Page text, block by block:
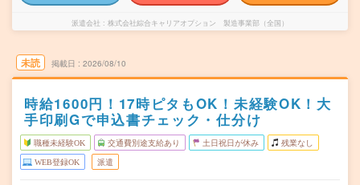
派遣会社 株式会社綜合キャリアオプション 製造事業部（全国）
未読 掲載日 2026/08/10
時給1600円！17時ピタもOK！未経験OK！大
手印刷Gで申込書チェック・仕分け
職種未経験OK 交通費別途支給あり 土日祝日が休み 残業なし
WEB登録OK 派遣